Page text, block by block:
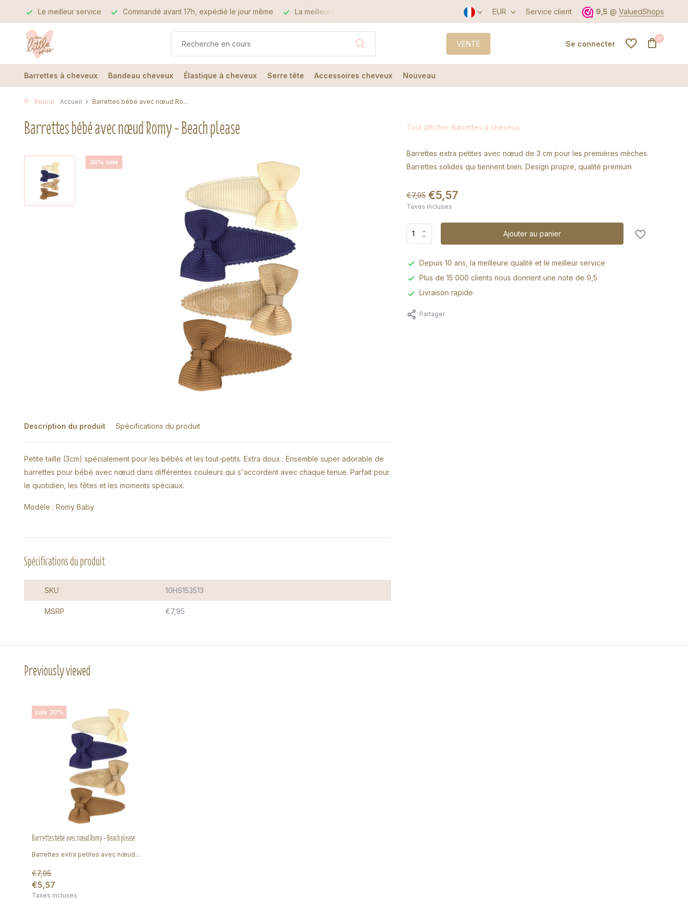
Le meilleur service Commandé avant 17h, expédié le jour même La meilleure qualité EUR Service client 9,5 @ ValuedShops
VENTE Se connecter
0
Barrettes à cheveux Bandeau cheveux Élastique à cheveux Serre tête Accessoires cheveux Nouveau
Retour Accueil Barrettes bébé avec nœud Ro...
Barrettes bébé avec nœud Romy - Beach please
30% sale
Description du produit Spécifications du produit
Petite taille (3cm) spécialement pour les bébés et les tout-petits. Extra doux : Ensemble super adorable de
barrettes pour bébé avec nœud dans différentes couleurs qui s'accordent avec chaque tenue. Parfait pour
le quotidien, les fêtes et les moments spéciaux.
Modèle : Romy Baby
Spécifications du produit
SKU 10HS153513
MSRP €7,95
Tout afficher Barrettes à cheveux
Barrettes extra petites avec nœud de 3 cm pour les premières mèches.
Barrettes solides qui tiennent bien. Design propre, qualité premium
€7,95 €5,57
Taxes incluses
Ajouter au panier
Depuis 10 ans, la meilleure qualité et le meilleur service
Plus de 15 000 clients nous donnent une note de 9,5
Livraison rapide
Partager
Previously viewed
sale 30%
Barrettes bébé avec nœud Romy - Beach please
Barrettes extra petites avec nœud...
€7,95
€5,57
Taxes incluses